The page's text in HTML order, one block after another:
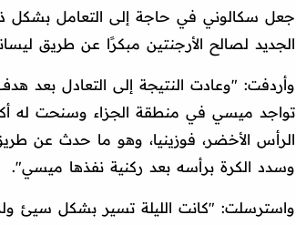
جعل سكالوني في حاجة إلى التعامل بشكل
الجديد لصالح الأرجنتين مبكرًا عن طريق
وأردفت: "وعادت النتيجة إلى التعادل بعد
تواجد ميسي في منطقة الجزاء وسنحت
الرأس الأخضر، فوزينيا، وهو ما حدث عن
وسدد الكرة برأسه بعد ركنية نفذها ميسي".